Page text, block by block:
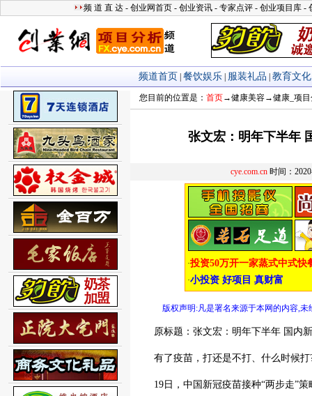
您目前的位置是： 首页→健康美容→健康_项
张文宏：明年下半年
cye.com.cn 时间：
版权声明:凡是署名来源于本网的内容,未
原标题：张文宏：明年下半年 国内新
有了疫苗，打还是不打、什么时候打
19日，中国新冠疫苗接种“两步走”策